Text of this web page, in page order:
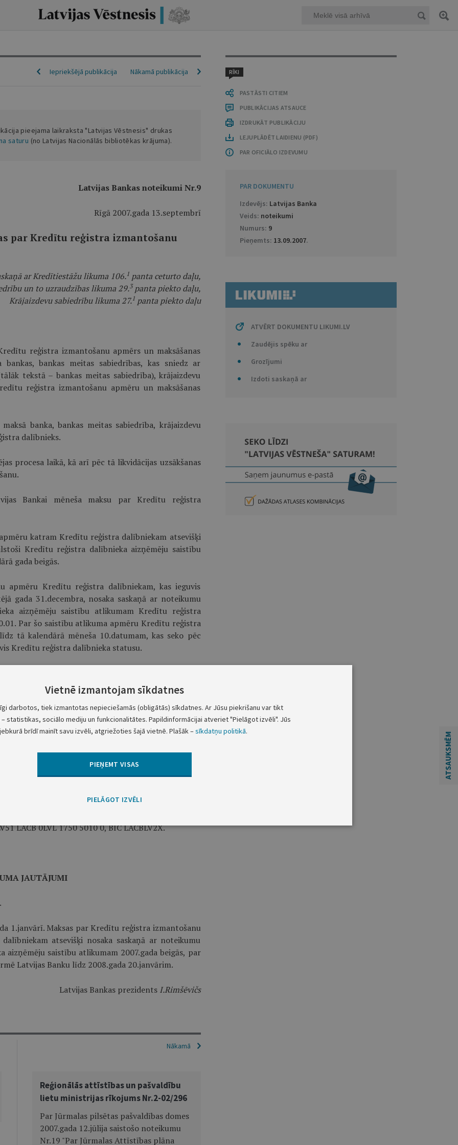
RĪKI
PASTĀSTI CITIEM
PUBLIKĀCIJAS ATSAUCE
IZDRUKĀT PUBLIKĀCIJU
LEJUPLĀDĒT LAIDIENU (PDF)
PAR OFICIĀLO IZDEVUMU
PAR DOKUMENTU
Izdevējs: Latvijas Banka
Veids: noteikumi
Numurs: 9
Pieņemts: 13.09.2007.
ATVĒRT DOKUMENTU LIKUMI.LV
Zaudējis spēku ar
Grozījumi
Izdoti saskaņā ar
Nākamā publikācija
Iepriekšējā publikācija
pieejama laikraksta "Latvijas Vēstnesis" drukas
saturu (no Latvijas Nacionālās bibliotēkas krājuma).
Latvijas Bankas noteikumi Nr.9
Rīgā 2007.gada 13.septembrī
par Kredītu reģistra izmantošanu
ar Kredītiestāžu likuma 106. 1panta ceturto daļu,
un to uzraudzības likuma 29.3panta piekto daļu,
Krājaizdevu sabiedrību likuma 27. 1panta piekto daļu
reģistra izmantošanu apmērs un maksāšanas
bankas meitas sabiedrības, kas sniedz ar
tekstā – bankas meitas sabiedrība), krājaizdevu
reģistra izmantošanu apmēru un maksāšanas
banka, bankas meitas sabiedrība, krājaizdevu
dalībnieks.
procesa laikā, kā arī pēc tā likvidācijas uzsākšanas
Bankai mēneša maksu par Kredītu reģistra
katram Kredītu reģistra dalībniekam atsevišķi
Kredītu reģistra dalībnieka aizņēmēju saistību
gada beigās.
apmēru Kredītu reģistra dalībniekam, kas ieguvis
gada 31.decembra, nosaka saskaņā ar noteikumu
aizņēmēju saistību atlikumam Kredītu reģistra
Par šo saistību atlikuma apmēru Kredītu reģistra
tā kalendārā mēneša 10.datumam, kas seko pēc
Kredītu reģistra dalībnieka statusu.
apmērs ir šāds.
Mēneša maksa (latos)
15.00 2.70
17.70
50.00 9.00 59.00
310.00 55.80 365.80
520.00 93.60 613.60
maksu par Kredītu reģistra izmantošanu līdz
kalendāro mēnesi. Maksu par Kredītu reģistra
LACB 0LVL 1750 5010 0, BIC LACBLV2X.
JAUTĀJUMI
1.janvārī. Maksas par Kredītu reģistra izmantošanu
atsevišķi nosaka saskaņā ar noteikumu
saistību atlikumam 2007.gada beigās, par
Latvijas Banku līdz 2008.gada 20.janvārim.
Latvijas Bankas prezidents I.Rimšēvičs
Nākamā
Reģionālās attīstības un pašvaldību
lietu ministrijas rīkojums Nr.2-02/296
Par Jūrmalas pilsētas pašvaldības domes
2007.gada 12.jūlija saistošo noteikumu
Nr.19 "Par Jūrmalas Attīstības plāna
ATSAUKSMĒM
Vietnē izmantojam sīkdatnes
darbotos, tiek izmantotas nepieciešamās (obligātās) sīkdatnes. Ar Jūsu piekrišanu var tikt
statistikas, sociālo mediju un funkcionalitātes. Papildinformācijai atveriet "Pielāgot izvēli". Jūs
brīdī mainīt savu izvēli, atgriežoties šajā vietnē. Plašāk –sīkdatņu politikā.
PIEŅEMT VISAS
PIELĀGOT IZVĒLI